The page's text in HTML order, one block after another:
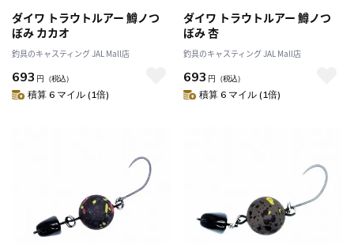
ダイワ トラウトルアー 鱒ノつ
ぼみ カカオ
釣具のキャスティング JAL Mall店
693 円 （税込）
積算 6 マイル (1倍)
ダイワ トラウトルアー 鱒ノつ
ぼみ 杏
釣具のキャスティング JAL Mall店
693 円 （税込）
積算 6 マイル (1倍)